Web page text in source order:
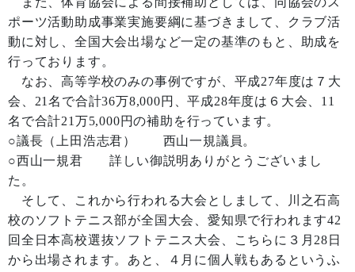
ポーツ活動助成事業実施要綱に基づきまして、クラブ活
動に対し、全国大会出場など一定の基準のもと、助成を
行っております。
なお、高等学校のみの事例ですが、平成27年度は７大
会、21名で合計36万8,000円、平成28年度は６大会、11
名で合計21万5,000円の補助を行っています。
○議長（上田浩志君） 西山一規議員。
○西山一規君 詳しい御説明ありがとうございまし
た。
そして、これから行われる大会としまして、川之石高
校のソフトテニス部が全国大会、愛知県で行われます42
回全日本高校選抜ソフトテニス大会、こちらに３月28日
から出場されます。あと、４月に個人戦もあるというふ